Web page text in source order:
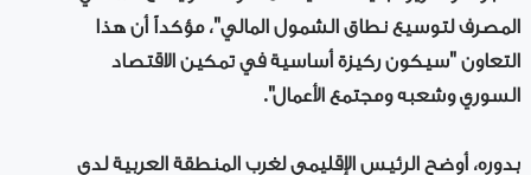
المصرف لتوسيع نطاق الشمول المالي"، مؤكداً أن هذا
التعاون "سيكون ركيزة أساسية في تمكين الاقتصاد
السوري وشعبه ومجتمع الأعمال".
بدوره، أوضح الرئيس الإقليمي لغرب المنطقة العربية لدى